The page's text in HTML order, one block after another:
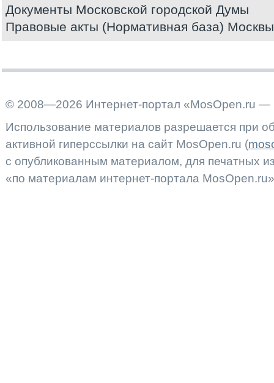
Документы Московской городской Думы
Правовые акты (Нормативная база) Москвы
© 2008—2026 Интернет-портал «MosOpen.ru —
Использование материалов разрешается при
активной гиперссылки на сайт MosOpen.ru (
с опубликованным материалом, для печатных
«по материалам интернет-портала